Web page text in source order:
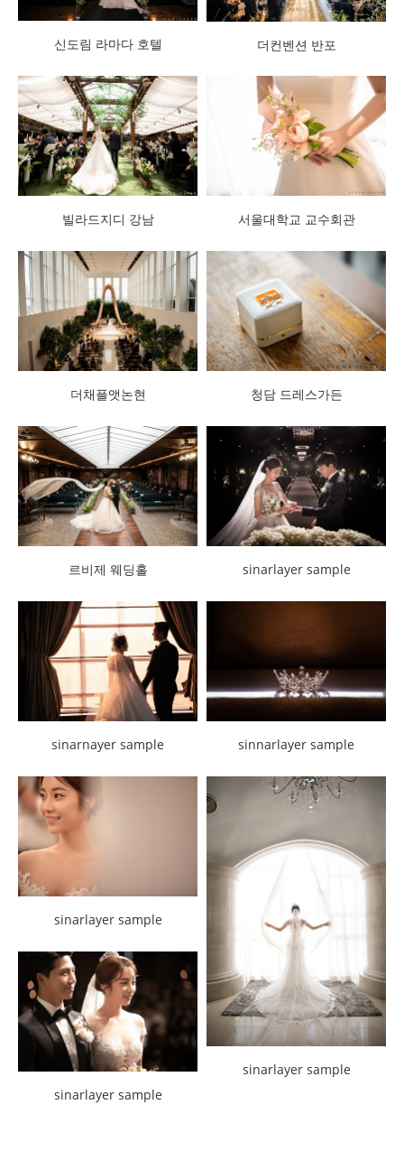
신도림 라마다 호텔 더컨벤션 반포
빌라드지디 강남 서울대학교 교수회관
더채플앳논현 청담 드레스가든
르비제 웨딩홀 sinarlayer sample
sinarnayer sample sinnarlayer sample
sinarlayer sample
sinarlayer sample
sinarlayer sample